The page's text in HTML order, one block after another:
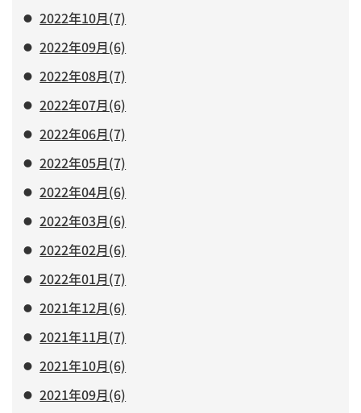
2022年10月(7)
2022年09月(6)
2022年08月(7)
2022年07月(6)
2022年06月(7)
2022年05月(7)
2022年04月(6)
2022年03月(6)
2022年02月(6)
2022年01月(7)
2021年12月(6)
2021年11月(7)
2021年10月(6)
2021年09月(6)